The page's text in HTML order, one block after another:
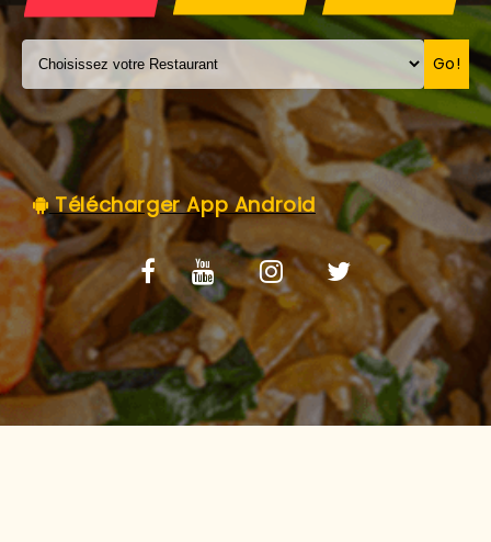
MENTIONS LÉGALES
C.G.V
Go!
Télécharger App Android